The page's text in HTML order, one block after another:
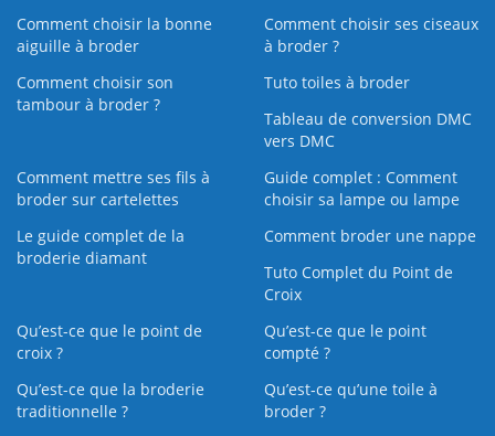
Comment choisir la bonne
aiguille à broder
Comment choisir ses ciseaux
à broder ?
Comment choisir son
tambour à broder ?
Tuto toiles à broder
Tableau de conversion DMC
vers DMC
Comment mettre ses fils à
broder sur cartelettes
Guide complet : Comment
choisir sa lampe ou lampe
Le guide complet de la
broderie diamant
Comment broder une nappe
Tuto Complet du Point de
Croix
Qu’est-ce que le point de
croix ?
Qu’est-ce que le point
compté ?
Qu’est-ce que la broderie
traditionnelle ?
Qu’est‑ce qu’une toile à
broder ?